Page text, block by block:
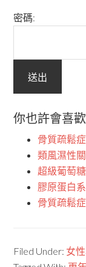
密碼:
你也許會喜
骨質疏鬆
類風濕性
超級葡萄
膠原蛋白
骨質疏鬆
Filed Under: 女